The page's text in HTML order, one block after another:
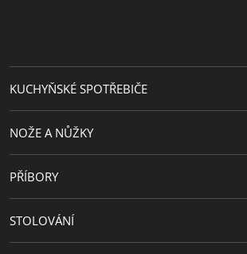
KUCHYŇSKÉ SPOTŘEBIČE
NOŽE A NŮŽKY
PŘÍBORY
STOLOVÁNÍ